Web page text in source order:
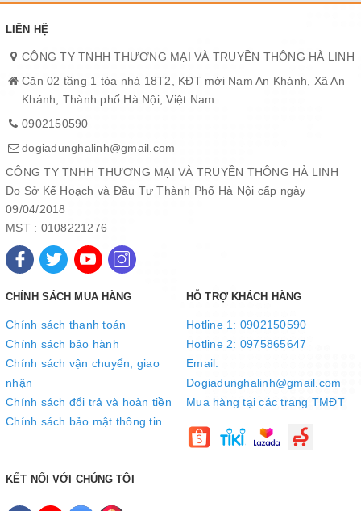
LIÊN HỆ
CÔNG TY TNHH THƯƠNG MẠI VÀ TRUYỀN THÔNG HÀ LINH
Căn 02 tầng 1 tòa nhà 18T2, KĐT mới Nam An Khánh, Xã An
Khánh, Thành phố Hà Nội, Việt Nam
0902150590
dogiadunghalinh@gmail.com
CÔNG TY TNHH THƯƠNG MẠI VÀ TRUYỀN THÔNG HÀ LINH
Do Sở Kế Hoạch và Đầu Tư Thành Phố Hà Nội cấp ngày
09/04/2018
MST : 0108221276
CHÍNH SÁCH MUA HÀNG
Chính sách thanh toán
Chính sách bảo hành
Chính sách vận chuyển, giao
nhận
Chính sách đổi trả và hoàn tiền
Chính sách bảo mật thông tin
HỖ TRỢ KHÁCH HÀNG
Hotline 1: 0902150590
Hotline 2: 0975865647
Email:
Dogiadunghalinh@gmail.com
Mua hàng tại các trang TMĐT
KẾT NỐI VỚI CHÚNG TÔI